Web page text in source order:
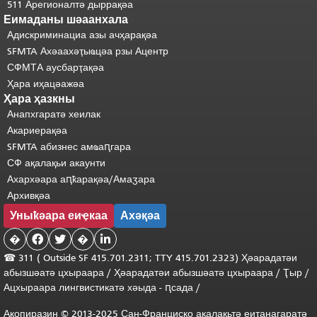
511 Арегионалтә дыррақәа
Еимаданы шәаанхала
Адискриминациа азы ачҳарақәа
SFMTA Ахәаахәҭыҩцәа рзы Ацентр
СФМТА аусбарҭақәа
Ҳара иҳацәажәа
Ҳара ҳазкны
Анапхгаратә хеилак
Акариерақәа
SFMTA абизнес амҩаԥгара
СФ ақалақьи акаунти
Ахархәара аԥҟарақәа/Амаӡара
Архивқәа
Уныҟәара еиҿкаа Ахәқәа
�   � 
☎ 311 ( Outside SF 415.701.2311; TTY 415.701.2323) Ҳәарадатәи
абызшәатә цхыраара / Ҳәарадатәи абызшәатә цхыраара / Ҭыр /
Ацхыраара лингвистикатә хәыда - ԥсада /
Акопиразин © 2013-2025 Сан-Франциско ақалақьтә еиҭанагаратә